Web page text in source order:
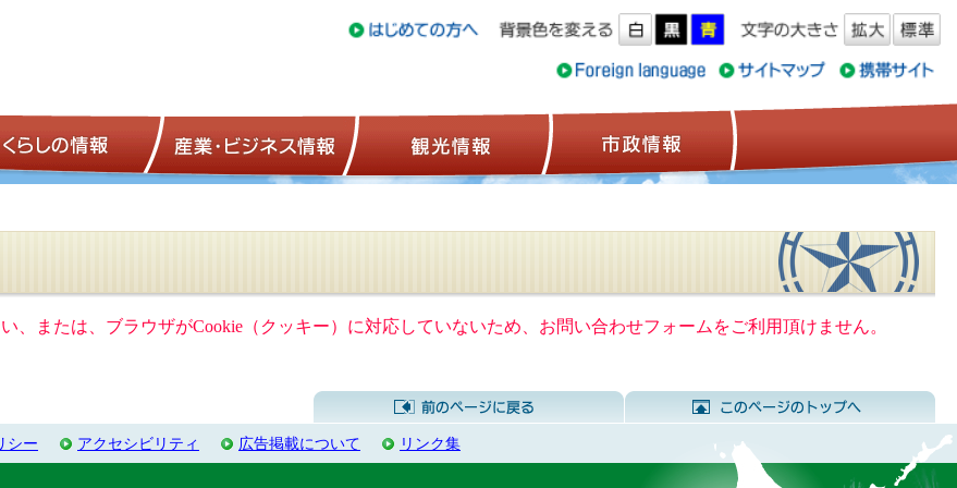
ページ くらしの情報 産業・ビジネス情報 観光情報
、または、ブラウザがCookie（クッキー）に対応していないため、お問い合わせフォームをご利用頂けません。
前のページに戻る
シー アクセシビリティ 広告掲載について リンク集